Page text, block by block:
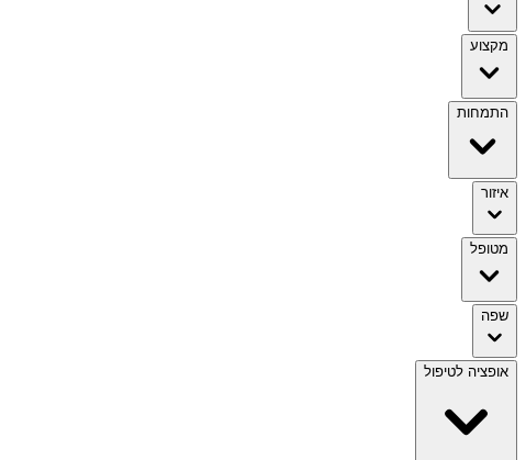
מקצוע
התמחות
איזור
מטופל
שפה
אופציה לטיפול